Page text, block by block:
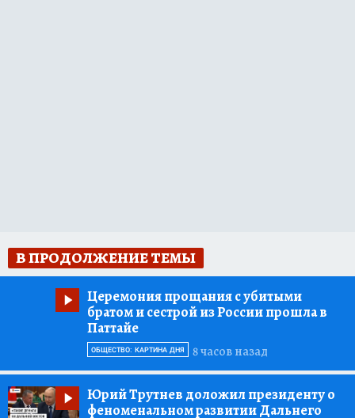
В ПРОДОЛЖЕНИЕ ТЕМЫ
Церемония прощания с убитыми
братом и сестрой из России прошла в
Паттайе
8 часов назад
ОБЩЕСТВО: КАРТИНА ДНЯ
Юрий Трутнев доложил президенту о
феноменальном развитии Дальнего